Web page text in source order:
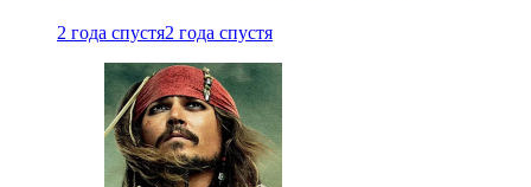
2 года спустя2 года спустя